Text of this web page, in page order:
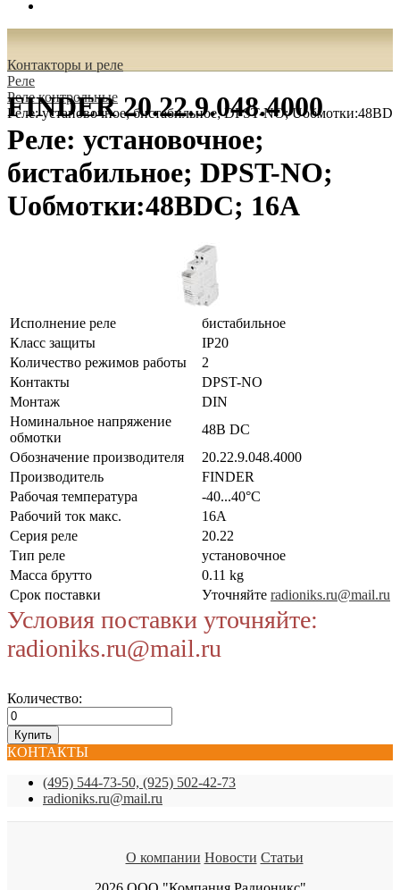
Контакторы и реле
Реле
Реле контрольные
Реле: установочное; бистабильное; DPST-NO;
FINDER 20.22.9.048.4000
Реле: установочное;
бистабильное; DPST-NO;
Uобмотки:48ВDC; 16А
Исполнение реле
бистабильное
Класс защиты
IP20
Количество режимов работы
2
Контакты
DPST-NO
Монтаж
DIN
Номинальное напряжение
обмотки
48В DC
Обозначение производителя
20.22.9.048.4000
Производитель
FINDER
Рабочая температура
-40...40°C
Рабочий ток макс.
16А
Серия реле
20.22
Тип реле
установочное
Масса брутто
0.11 kg
Срок поставки
Уточняйте radioniks.ru@mail.ru
Условия поставки уточняйте:
radioniks.ru@mail.ru
Количество:
КОНТАКТЫ
(495) 544-73-50, (925) 502-42-73
radioniks.ru@mail.ru
О компании Новости Статьи